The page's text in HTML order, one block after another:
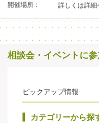
開催場所：
詳しくは詳細
相談会・イベントに
ピックアップ情報
カテゴリーから探